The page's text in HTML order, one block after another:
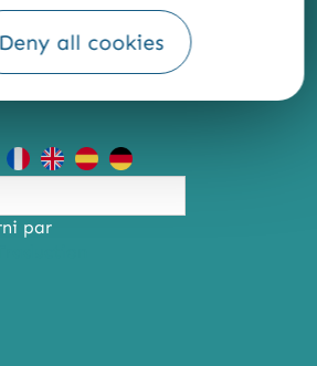
Deny all cookies
CONFORME PRESSE
par